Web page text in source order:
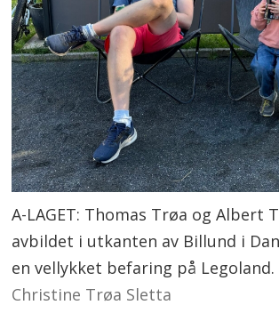
A-LAGET: Thomas Trøa og Albert
avbildet i utkanten av Billund i
en vellykket befaring på Legoland.
Christine Trøa Sletta